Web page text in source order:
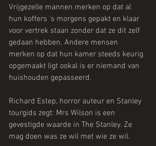
Vrijgezelle mannen merken op dat al
hun koffers 's morgens gepakt en klaar
voor vertrek staan zonder dat ze dit zelf
gedaan hebben. Andere mensen
merken op dat hun kamer steeds keurig
opgemaakt ligt ookal is er niemand van
huishouden gepasseerd.
Richard Estep, horror auteur en Stanley
tourgids zegt: Mrs Wilson is een
gevestigde waarde in The Stanley. Ze
mag doen was ze wil met wie ze wil.